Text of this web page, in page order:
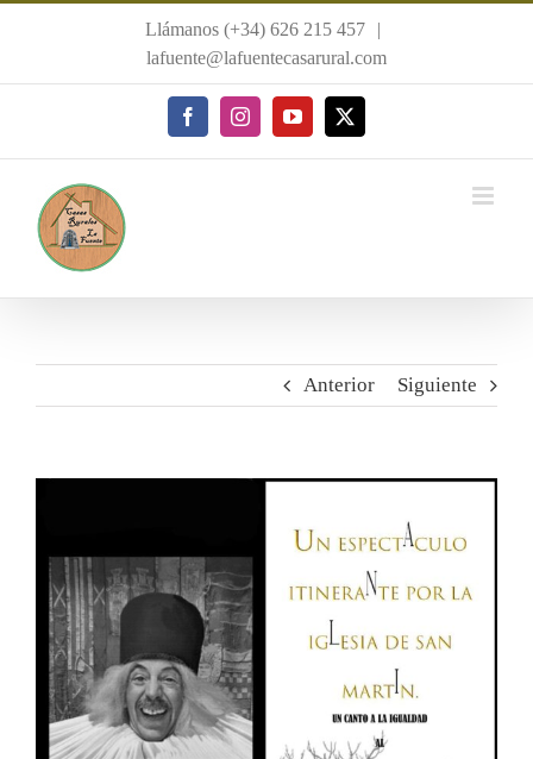
Llámanos (+34) 626 215 457
|
lafuente@lafuentecasarural.com
FacebookInstagramYouTube
X
Anterior Siguiente